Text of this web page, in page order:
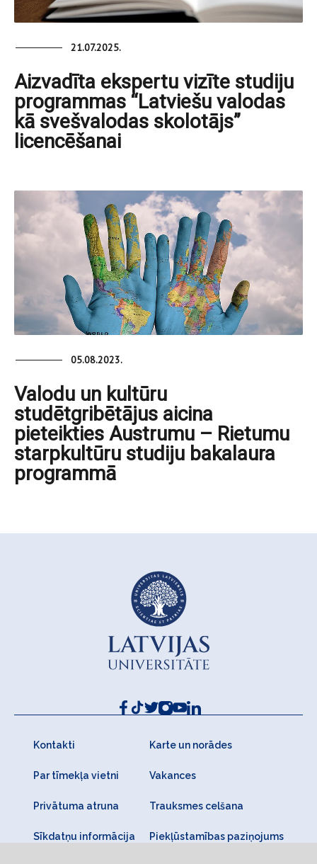
21.07.2025.
Aizvadīta ekspertu vizīte studiju
programmas “Latviešu valodas
kā svešvalodas skolotājs”
licencēšanai
05.08.2023.
Valodu un kultūru
studētgribētājus aicina
pieteikties Austrumu – Rietumu
starpkultūru studiju bakalaura
programmā
Kontakti Karte un norādes
Par tīmekļa vietni Vakances
Privātuma atruna Trauksmes celšana
Sīkdatņu informācija Piekļūstamības paziņojums